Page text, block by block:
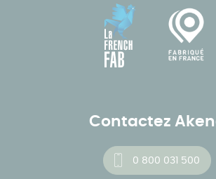
Contactez
0 800 031 500